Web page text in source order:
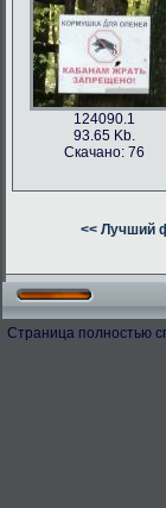
h-98176
76.47 Kb.
Скачано: 63
h-98160
124090.1
93.65 Kb.
Скачано: 76
<< Лучший
Страница полностью